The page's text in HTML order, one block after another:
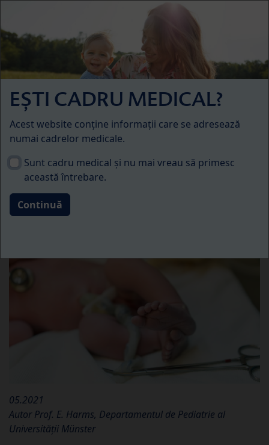
Sarcina și nașterea
Protecție împotriva
infectării, prin transferul
anticorpilor IgG prin
sângele din cordonul
ombilical, după infecția
maternă cu SARS-CoV-2 în
05.2021
Autor Prof. E. Harms, Departamentul de Pediatrie al
Universității Münster
EȘTI CADRU MEDICAL?
Acest website conține informații care se adresează
numai cadrelor medicale.
Sunt cadru medical și nu mai vreau să primesc
această întrebare.